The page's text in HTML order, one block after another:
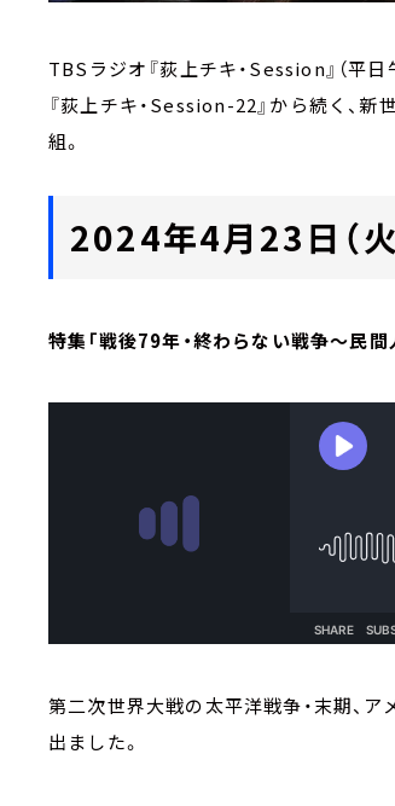
TBSラジオ『荻上チキ・Session』（平
『荻上チキ・Session-22』から続く、
組。
2024年4月23日（
特集「戦後79年・終わらない戦争～民
第二次世界大戦の太平洋戦争・末期、
出ました。